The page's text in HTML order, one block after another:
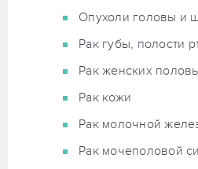
Опухоли головы и
Рак губы, полости
Рак женских
Рак кожи
Рак молочной
Рак мочеполовой